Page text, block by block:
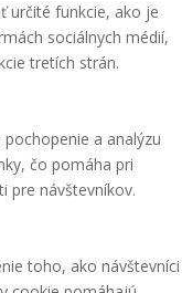
určité funkcie, ako je
sociálnych médií,
tretích strán.
a analýzu
čo pomáha pri
pre návštevníkov.
toho, ako návštevníci